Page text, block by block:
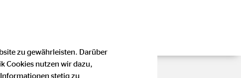
zu gewährleisten. Darüber
Cookies nutzen wir dazu,
stetig zu